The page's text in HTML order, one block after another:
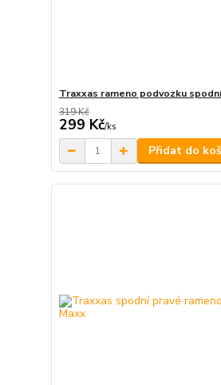
Traxxas rameno podvozku
319 Kč
299 Kč/ks
Přidat do